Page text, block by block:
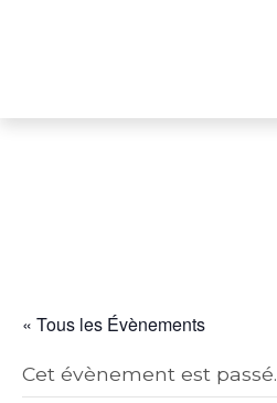
« Tous les Évènements
Cet évènement est passé.